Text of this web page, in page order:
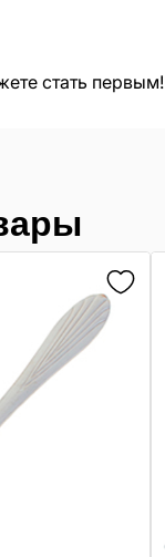
стать первым!